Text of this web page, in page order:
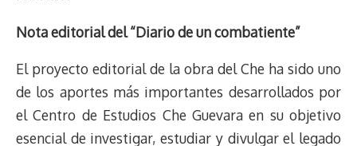
Nota editorial del “Diario de un combatiente”
El proyecto editorial de la obra del Che ha sido uno
de los aportes más importantes desarrollados por
el Centro de Estudios Che Guevara en su objetivo
esencial de investigar, estudiar y divulgar el legado